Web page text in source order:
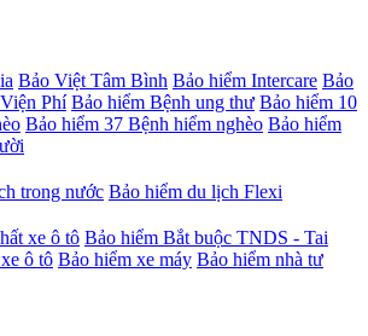
Bảo Việt Tâm Bình Bảo hiểm Intercare Bảo
Phí Bảo hiểm Bệnh ung thư Bảo hiểm 10
Bảo hiểm 37 Bệnh hiểm nghèo Bảo hiểm
trong nước Bảo hiểm du lịch Flexi
xe ô tô Bảo hiểm Bắt buộc TNDS - Tai
ô tô Bảo hiểm xe máy Bảo hiểm nhà tư